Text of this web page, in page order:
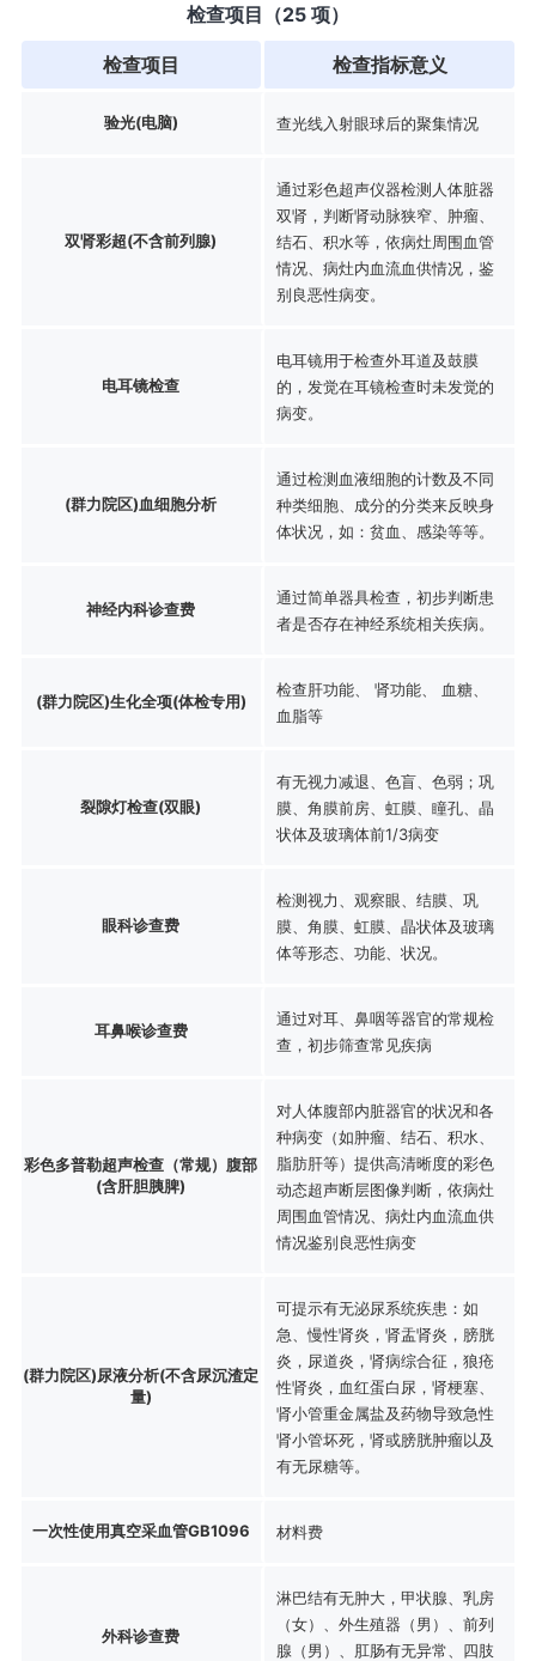
检查项目（25 项）
检查项目 检查指标意义
验光(电脑) 查光线入射眼球后的聚集情况
双肾彩超(不含前列腺)
通过彩色超声仪器检测人体脏器
双肾，判断肾动脉狭窄、肿瘤、
结石、积水等，依病灶周围血管
情况、病灶内血流血供情况，鉴
别良恶性病变。
电耳镜检查
电耳镜用于检查外耳道及鼓膜
的，发觉在耳镜检查时未发觉的
病变。
(群力院区)血细胞分析
通过检测血液细胞的计数及不同
种类细胞、成分的分类来反映身
体状况，如：贫血、感染等等。
神经内科诊查费
通过简单器具检查，初步判断患
者是否存在神经系统相关疾病。
(群力院区)生化全项(体检专用)
检查肝功能、 肾功能、 血糖、
血脂等
裂隙灯检查(双眼)
有无视力减退、色盲、色弱；巩
膜、角膜前房、虹膜、瞳孔、晶
状体及玻璃体前1/3病变
眼科诊查费
检测视力、观察眼、结膜、巩
膜、角膜、虹膜、晶状体及玻璃
体等形态、功能、状况。
耳鼻喉诊查费
通过对耳、鼻咽等器官的常规检
查，初步筛查常见疾病
彩色多普勒超声检查（常规）腹部
(含肝胆胰脾)
对人体腹部内脏器官的状况和各
种病变（如肿瘤、结石、积水、
脂肪肝等）提供高清晰度的彩色
动态超声断层图像判断，依病灶
周围血管情况、病灶内血流血供
情况鉴别良恶性病变
(群力院区)尿液分析(不含尿沉渣定
量)
可提示有无泌尿系统疾患：如
急、慢性肾炎，肾盂肾炎，膀胱
炎，尿道炎，肾病综合征，狼疮
性肾炎，血红蛋白尿，肾梗塞、
肾小管重金属盐及药物导致急性
肾小管坏死，肾或膀胱肿瘤以及
有无尿糖等。
一次性使用真空采血管GB1096 材料费
外科诊查费
淋巴结有无肿大，甲状腺、乳房
（女）、外生殖器（男）、前列
腺（男）、肛肠有无异常、四肢